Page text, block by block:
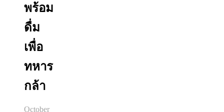
พร้อม
ดื่ม
เพื่อ
ทหาร
กล้า
October